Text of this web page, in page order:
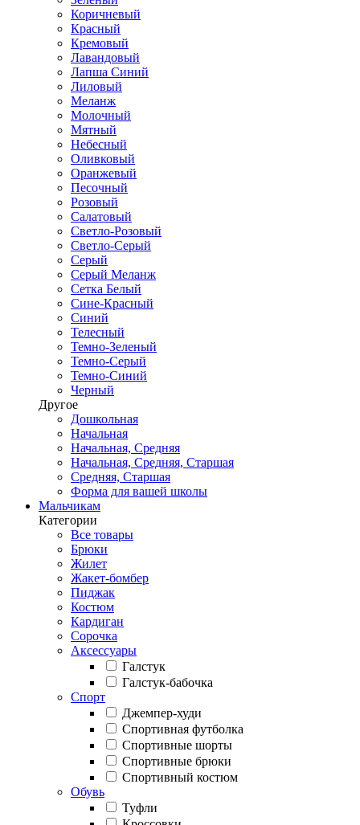
Коричневый
Красный
Кремовый
Лавандовый
Лапша Синий
Лиловый
Меланж
Молочный
Мятный
Небесный
Оливковый
Оранжевый
Песочный
Розовый
Салатовый
Светло-Розовый
Светло-Серый
Серый
Серый Меланж
Сетка Белый
Сине-Красный
Синий
Телесный
Темно-Зеленый
Темно-Серый
Темно-Синий
Черный
Другое
Дошкольная
Начальная
Начальная, Средняя
Начальная, Средняя, Старшая
Средняя, Старшая
Форма для вашей школы
Мальчикам
Категории
Все товары
Брюки
Жилет
Жакет-бомбер
Пиджак
Костюм
Кардиган
Сорочка
Аксессуары
Галстук
Галстук-бабочка
Спорт
Джемпер-худи
Спортивная футболка
Спортивные шорты
Спортивные брюки
Спортивный костюм
Обувь
Туфли